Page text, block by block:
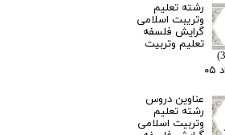
رشته تعلیم
وتریبت اسلامی
گرایش فلسفه
تعلیم وتربیت
عناوین دروس
رشته تعلیم
وتربیت اسلامی